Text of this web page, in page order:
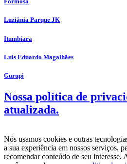
Luziânia Parque JK
Itumbiara
Luís Eduardo Magalhães
Gurupi
Nossa política de
atualizada.
Nós usamos cookies e outras
a sua experiência em nossos serviços,
recomendar conteúdo de seu interesse.